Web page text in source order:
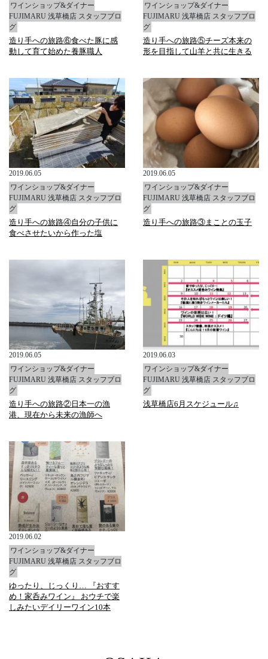
ワインショップ&ダイナー
FUJIMARU 浅草橋店 スタッフブロ
グ
造り手への旅路⑥食べた豚に感
動して育て始めた養豚職人
ワインショップ&ダイナー
FUJIMARU 浅草橋店 スタッフブロ
グ
造り手への旅路⑤チーズ本来の
形を目指して山羊と共に生きる
2019.06.05
ワインショップ&ダイナー
FUJIMARU 浅草橋店 スタッフブロ
グ
造り手への旅路④自分の子供に
食べさせたいから作った塩
2019.06.05
ワインショップ&ダイナー
FUJIMARU 浅草橋店 スタッフブロ
グ
造り手への旅路③まことの玉子
2019.06.05
ワインショップ&ダイナー
FUJIMARU 浅草橋店 スタッフブロ
グ
造り手への旅路②日本一の漁
港、現在から未来の漁師へ
2019.06.03
ワインショップ&ダイナー
FUJIMARU 浅草橋店 スタッフブロ
グ
浅草橋店6月スケジュール♫
2019.06.02
ワインショップ&ダイナー
FUJIMARU 浅草橋店 スタッフブロ
グ
ゆったり、じっくり… 『おすす
め！家呑みワイン』 おウチで楽
しみたいデイリーワイン10本